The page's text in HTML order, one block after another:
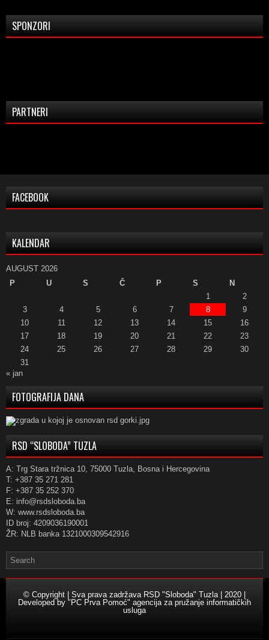
SPONZORI
PARTNERI
FACEBOOK
KALENDAR
AUGUST 2026
P
U S Č P S
N
1
2
3
4 5 6 7 8
9
10
11 12 13 14 15
16
17
18 19 20 21 22
23
24
25 26 27 28 29
30
31
« jan
FOTOGRAFIJA DANA
RSD “SLOBODA” TUZLA
A: Trg Stara tržnica 10, 75000 Tuzla, Bosna i Hercegovina
T: +387 35 271 281
F: +387 35 252 370
E: info@rsdsloboda.ba
W: www.rsdsloboda.ba
ID broj: 4209036190001
ŽR: NLB banka 1321000309542916
© Copyright | Sva prava zadržava RSD "Sloboda" Tuzla | 2020 |
Developed by "PC Prva Pomoć" agencija za pružanje informatičkih
usluga